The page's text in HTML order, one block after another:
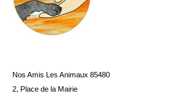
Nos Amis Les Animaux 85480
2, Place de la Mairie